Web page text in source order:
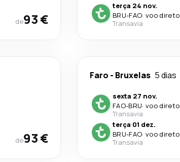
de93 €
terça 24 nov.
BRU-FAO· voo direto
Transavia
de93 €
Faro - Bruxelas 5 dias
sexta 27 nov.
FAO-BRU· voo direto
Transavia
terça 01 dez.
BRU-FAO· voo direto
Transavia